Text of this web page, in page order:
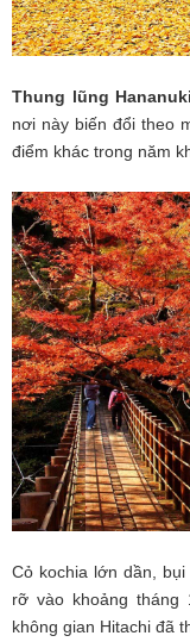
Thung lũng Hananuki
nơi này biến đổi theo
điểm khác trong năm
Cỏ kochia lớn dần,
rỡ vào khoảng tháng
không gian Hitachi đã